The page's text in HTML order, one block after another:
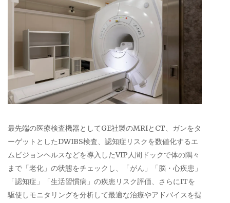
最先端の医療検査機器としてGE社製のMRIとCT、ガンをタ
ーゲットとしたDWIBS検査、認知症リスクを数値化するエ
ムビジョンヘルスなどを導入したVIP人間ドックで体の隅々
まで「老化」の状態をチェックし、「がん」「脳・心疾患」
「認知症」「生活習慣病」の疾患リスク評価、さらにITを
駆使しモニタリングを分析して最適な治療やアドバイスを提